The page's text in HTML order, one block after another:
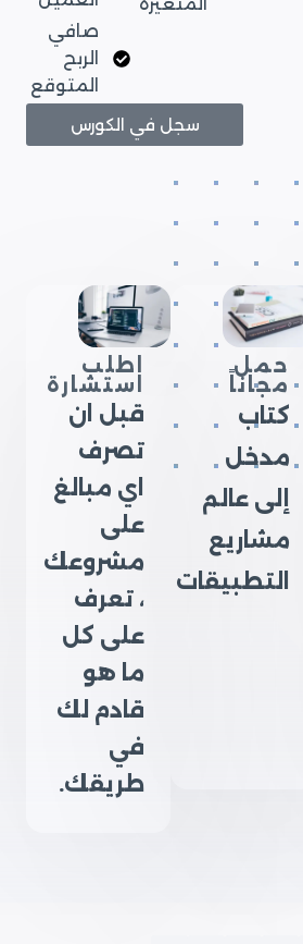
صافي
الربح
المتوقع
سجل في الكورس
حمل
مجاناً
كتاب
مدخل
إلى عالم
مشاريع
التطبيقات
اطلب
استشارة
قبل ان
تصرف
اي مبالغ
على
مشروعك
، تعرف
على كل
ما هو
قادم لك
في
طريقك.